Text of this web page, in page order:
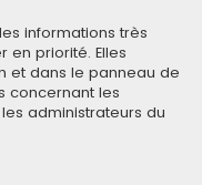
informations très
en priorité. Elles
et dans le panneau de
concernant les
administrateurs du